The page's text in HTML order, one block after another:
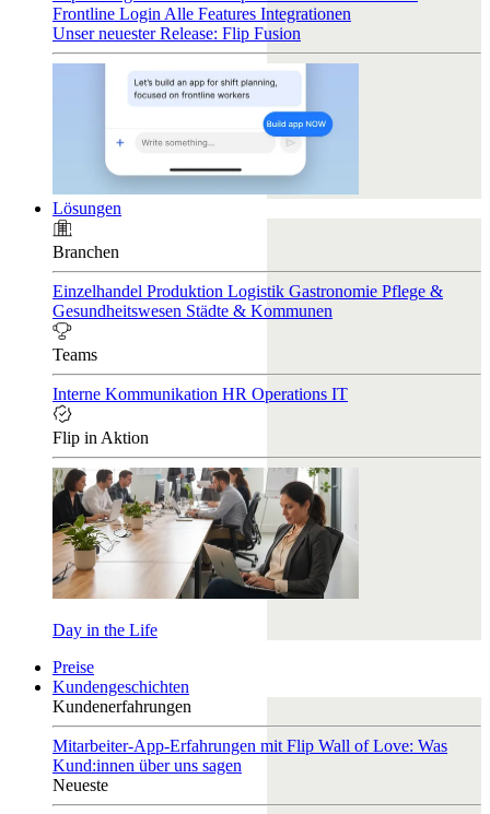
Frontline Login Alle Features Integrationen
Unser neuester Release: Flip Fusion
Lösungen
Branchen
Einzelhandel Produktion Logistik Gastronomie Pflege &
Gesundheitswesen Städte & Kommunen
Teams
Interne Kommunikation HR Operations IT
Flip in Aktion
Day in the Life
Preise
Kundengeschichten
Kundenerfahrungen
Mitarbeiter-App-Erfahrungen mit Flip Wall of Love: Was
Kund:innen über uns sagen
Neueste